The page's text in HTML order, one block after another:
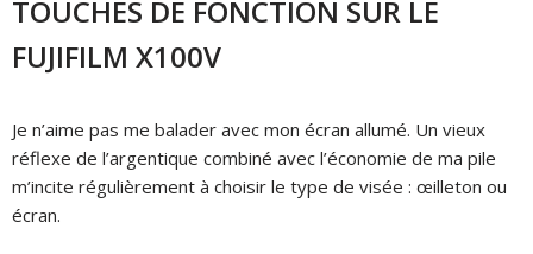
TOUCHES DE FONCTION SUR LE
FUJIFILM X100V
Je n’aime pas me balader avec mon écran allumé. Un vieux
réflexe de l’argentique combiné avec l’économie de ma pile
m’incite régulièrement à choisir le type de visée : œilleton ou
écran.